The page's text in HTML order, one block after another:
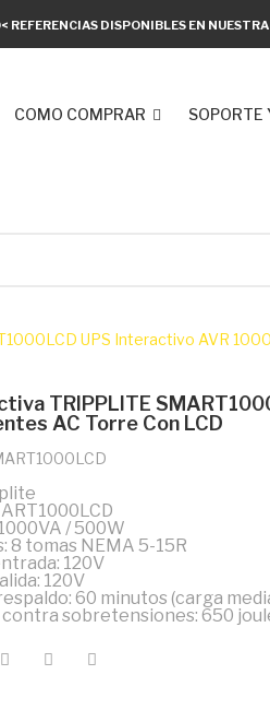
DISPONIBLES EN
COMO COMPRAR SOPORTE
UPS Interactivo AVR
TRIPPLITE
AC Torre Con LCD
/ 500W
8 tomas NEMA 5-15R
120V
120V
60 minutos (carga
sobretensiones: 650